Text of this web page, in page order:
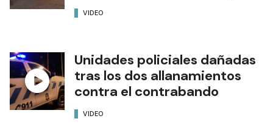
VIDEO
Unidades policiales dañadas
tras los dos allanamientos
contra el contrabando
VIDEO